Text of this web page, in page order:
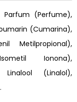
Parfum (Perfume),
(Cumarina),
Metilpropional),
Ionona),
Linalool (Linalol),